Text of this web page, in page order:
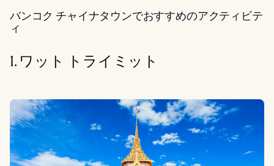
バンコク チャイナタウンでおすすめのアクティビテ
ィ
1. ワット トライミット